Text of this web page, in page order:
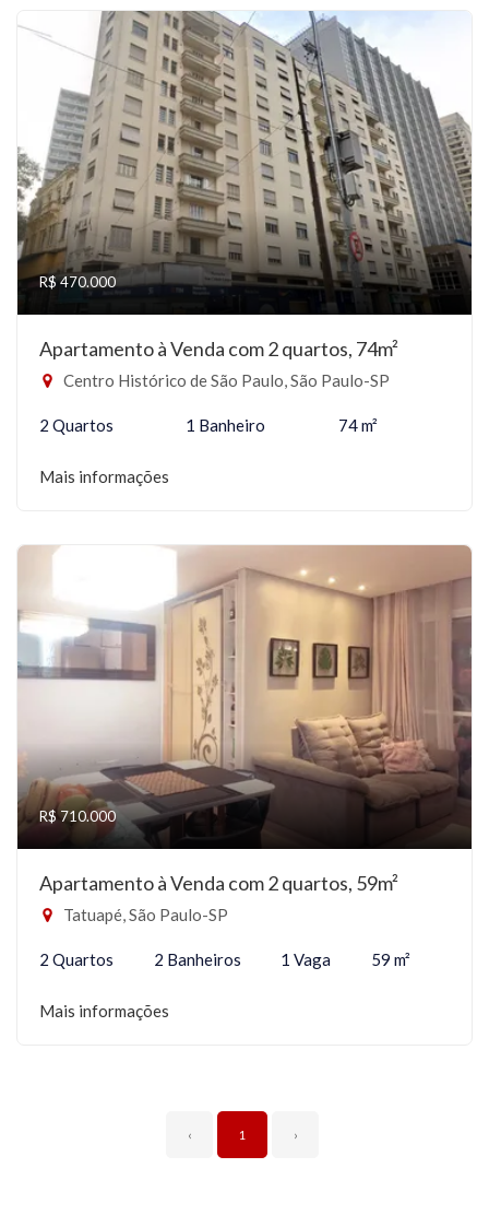
R$ 470.000
Apartamento à Venda com 2 quartos, 74m²
Centro Histórico de São Paulo, São Paulo-SP
2 Quartos 1 Banheiro 74 m²
Mais informações
R$ 710.000
Apartamento à Venda com 2 quartos, 59m²
Tatuapé, São Paulo-SP
2 Quartos 2 Banheiros 1 Vaga 59 m²
Mais informações
‹ 1 ›